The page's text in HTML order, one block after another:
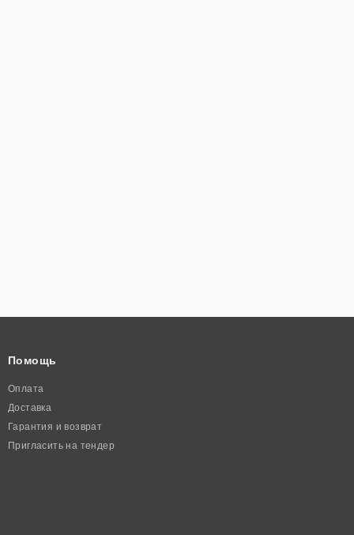
Помощь
Оплата
Доставка
Гарантия и возврат
Пригласить на тендер